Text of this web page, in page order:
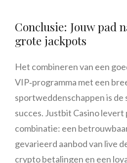
Conclusie: Jouw pad
grote jackpots
Het combineren van een
VIP‑programma met een
sportweddenschappen is
succes. Justbit Casino levert
combinatie: een
gevarieerd aanbod van live
crypto betalingen en een